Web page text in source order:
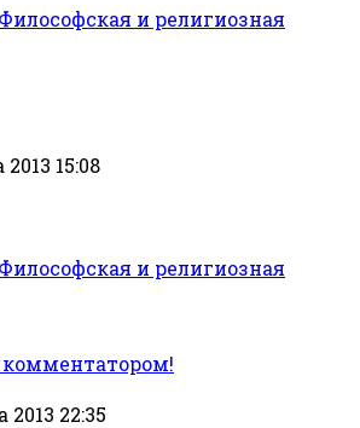
Философская и религиозная
15:08
Философская и религиозная
22:35